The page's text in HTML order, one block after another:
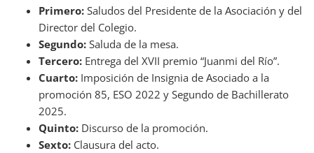
Primero: Saludos del Presidente de la Asociación y del
Director del Colegio.
Segundo: Saluda de la mesa.
Tercero: Entrega del XVII premio “Juanmi del Río”.
Cuarto: Imposición de Insignia de Asociado a la
promoción 85, ESO 2022 y Segundo de Bachillerato
2025.
Quinto: Discurso de la promoción.
Sexto: Clausura del acto.